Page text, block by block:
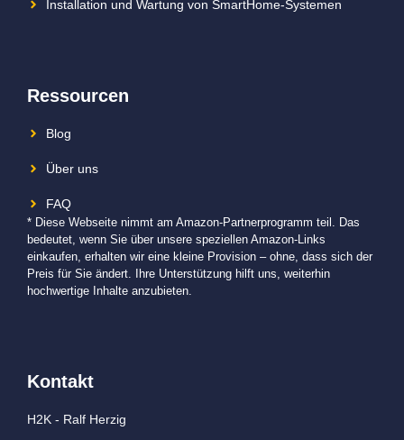
Installation und Wartung von SmartHome-Systemen
Ressourcen
Blog
Über uns
FAQ
* Diese Webseite nimmt am Amazon-Partnerprogramm teil. Das
bedeutet, wenn Sie über unsere speziellen Amazon-Links
einkaufen, erhalten wir eine kleine Provision – ohne, dass sich der
Preis für Sie ändert. Ihre Unterstützung hilft uns, weiterhin
hochwertige Inhalte anzubieten.
Kontakt
H2K - Ralf Herzig